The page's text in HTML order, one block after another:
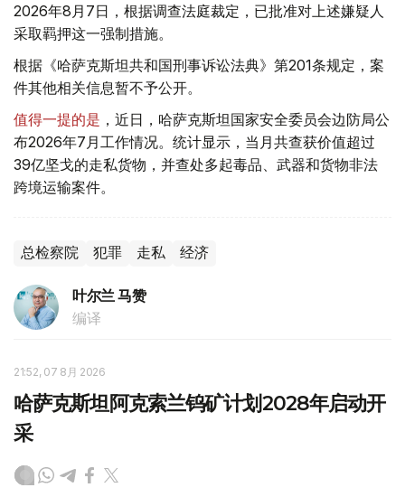
2026年8月7日，根据调查法庭裁定，已批准对上述嫌疑人
采取羁押这一强制措施。
根据《哈萨克斯坦共和国刑事诉讼法典》第201条规定，案
件其他相关信息暂不予公开。
值得一提的是 ，近日，哈萨克斯坦国家安全委员会边防局公
布2026年7月工作情况。统计显示，当月共查获价值超过
39亿坚戈的走私货物，并查处多起毒品、武器和货物非法
跨境运输案件。
总检察院 犯罪 走私 经济
叶尔兰 马赞
编译
21:52, 07 8月 2026
哈萨克斯坦阿克索兰钨矿计划2028年启动开
采